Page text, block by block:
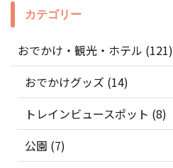
カテゴリー
おでかけ・観光・ホテル (121)
おでかけグッズ (14)
トレインビュースポット (8)
公園 (7)